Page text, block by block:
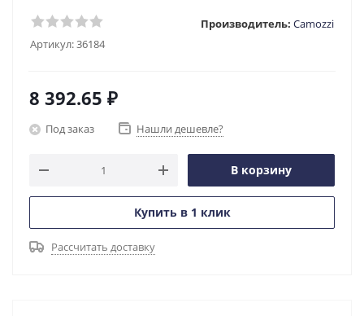
Артикул:36184
Производитель: Camozzi
8 392.65 ₽
Под заказ Нашли дешевле?
В корзину
Купить в 1 клик
Рассчитать доставку